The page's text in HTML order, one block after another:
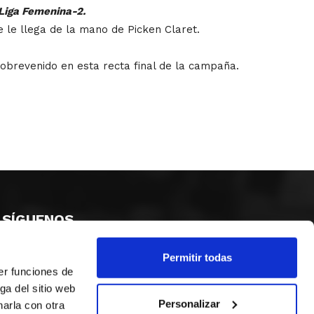
funciones de
del sitio web
con otra
Permitir todas
Personalizar
Femenina-2.
llega de la mano de Picken Claret.
en esta recta final de la campaña.
SÍGUENOS